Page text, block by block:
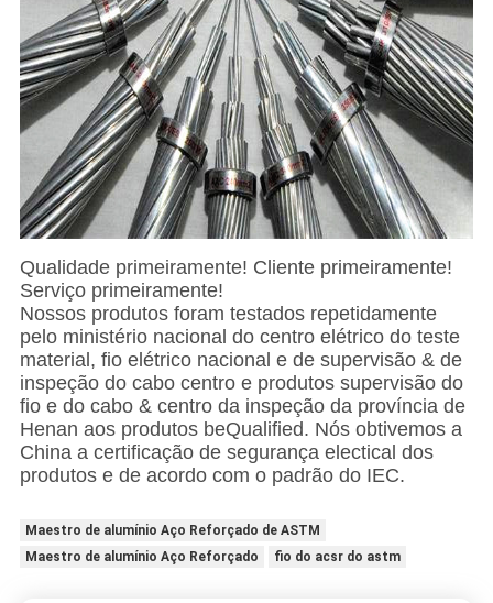
Qualidade primeiramente! Cliente primeiramente!
Serviço primeiramente!
Nossos produtos foram testados repetidamente
pelo ministério nacional do centro elétrico do teste
material, fio elétrico nacional e de supervisão & de
inspeção do cabo centro e produtos supervisãodo
fio e docabo & centro da inspeção da província de
Henan aos produtosbeQualified. Nós obtivemos a
China a certificação de segurança electical dos
produtos e de acordo com o padrão do IEC.
Maestro de alumínio Aço Reforçado de ASTM
Maestro de alumínio Aço Reforçado
fio do acsr do astm